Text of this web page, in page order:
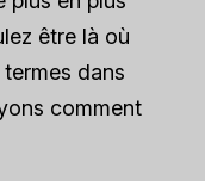
être là où
dans
comment